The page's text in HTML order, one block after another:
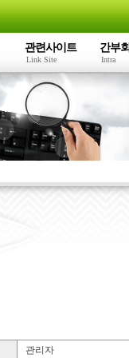
관련사이트
Link Site
간부
Intra
관리자